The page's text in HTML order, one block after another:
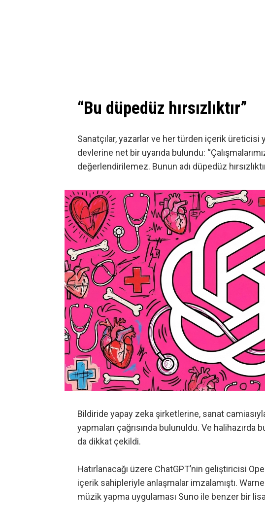
“Bu düpedüz hırsızlıktır”
Sanatçılar, yazarlar ve her türden içerik üreticisi
devlerine net bir uyarıda bulundu:
değerlendirilemez. Bunun adı düpedüz
Bildiride yapay zeka şirketlerine, sanat
yapmaları çağrısında bulunuldu. Ve halihazırda
da dikkat çekildi.
Hatırlanacağı üzere ChatGPT’nin geliştiricisi
içerik sahipleriyle anlaşmalar imzalamıştı.
müzik yapma uygulaması Suno ile benzer bir